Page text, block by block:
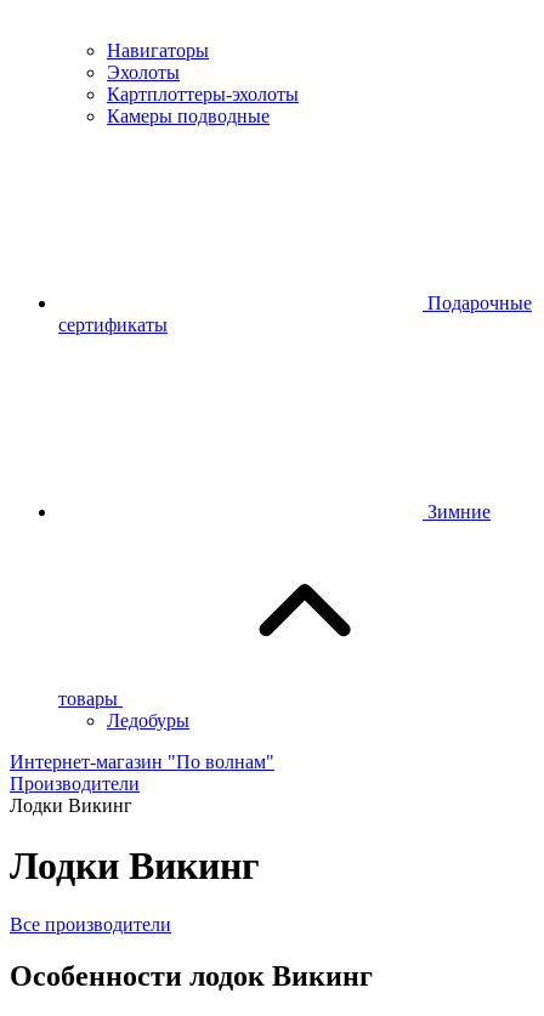
Навигаторы
Эхолоты
Картплоттеры-эхолоты
Камеры подводные
Подарочные
сертификаты
Зимние
товары
Ледобуры
Интернет-магазин "По волнам"
Производители
Лодки Викинг
Лодки Викинг
Все производители
Особенности лодок Викинг